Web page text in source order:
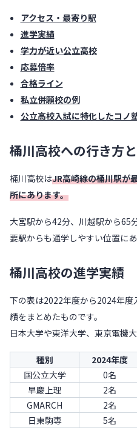
アクセス・最寄り駅
進学実績
学力が近い公立高校
応募倍率
合格ライン
私立併願校の例
公立高校入試に特化したコノ
桶川高校への行き方
桶川高校はJR高崎線の桶川駅が
所にあります。
大宮駅から42分、川越駅から65
要駅からも通学しやすい位置にあ
桶川高校の進学実績
下の表は2022年度から2024年
績をまとめたものです。
日本大学や東洋大学、東京電機
種別 2024年度
国公立大学
0名
早慶上理
2名
GMARCH
2名
日東駒専
5名